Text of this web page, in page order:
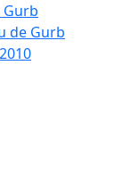
Gurb
de Gurb